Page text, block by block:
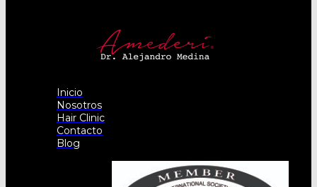
Inicio
Nosotros
Hair Clinic
Contacto
Blog